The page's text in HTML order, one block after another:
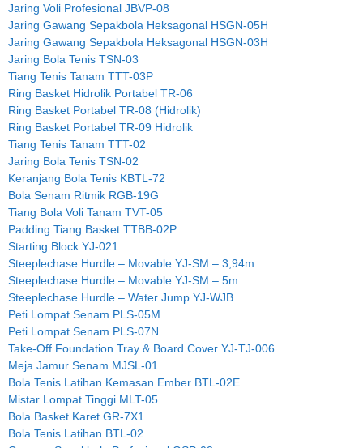
Jaring Voli Profesional JBVP-08
Jaring Gawang Sepakbola Heksagonal HSGN-05H
Jaring Gawang Sepakbola Heksagonal HSGN-03H
Jaring Bola Tenis TSN-03
Tiang Tenis Tanam TTT-03P
Ring Basket Hidrolik Portabel TR-06
Ring Basket Portabel TR-08 (Hidrolik)
Ring Basket Portabel TR-09 Hidrolik
Tiang Tenis Tanam TTT-02
Jaring Bola Tenis TSN-02
Keranjang Bola Tenis KBTL-72
Bola Senam Ritmik RGB-19G
Tiang Bola Voli Tanam TVT-05
Padding Tiang Basket TTBB-02P
Starting Block YJ-021
Steeplechase Hurdle – Movable YJ-SM – 3,94m
Steeplechase Hurdle – Movable YJ-SM – 5m
Steeplechase Hurdle – Water Jump YJ-WJB
Peti Lompat Senam PLS-05M
Peti Lompat Senam PLS-07N
Take-Off Foundation Tray & Board Cover YJ-TJ-006
Meja Jamur Senam MJSL-01
Bola Tenis Latihan Kemasan Ember BTL-02E
Mistar Lompat Tinggi MLT-05
Bola Basket Karet GR-7X1
Bola Tenis Latihan BTL-02